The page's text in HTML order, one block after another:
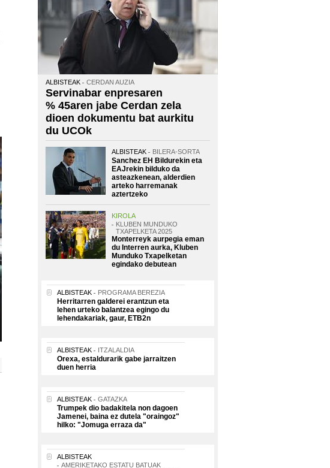
ALBISTEAK CERDAN AUZIA
Servinabar enpresaren
% 45aren jabe Cerdan zela
dioen dokumentu bat aurkitu
du UCOk
ALBISTEAK BILERA-SORTA
Sanchez EH Bildurekin eta
EAJrekin bilduko da
asteazkenean, alderdien
arteko harremanak
aztertzeko
KIROLA
KLUBEN MUNDUKO
TXAPELKETA 2025
Monterreyk aurpegia eman
du Interren aurka, Kluben
Munduko Txapelketan
egindako debutean
ALBISTEAK PROGRAMA BEREZIA
Herritarren galderei erantzun eta
lehen urteko balantzea egingo du
lehendakariak, gaur, ETB2n
ALBISTEAK ITZALALDIA
Orexa, estaldurarik gabe jarraitzen
duen herria
ALBISTEAK GATAZKA
Trumpek dio badakitela non dagoen
Jamenei, baina ez dutela "oraingoz"
hilko: "Jomuga erraza da"
ALBISTEAK
AMERIKETAKO ESTATU BATUAK